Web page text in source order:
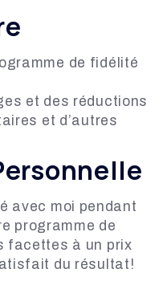
de fidélité
et des réductions
et d’autres
avec moi pendant
programme de
facettes à un prix
du résultat!